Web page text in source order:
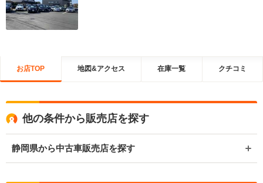
お店TOP 地図&アクセス 在庫一覧 クチコミ
他の条件から販売店を探す
静岡県から中古車販売店を探す